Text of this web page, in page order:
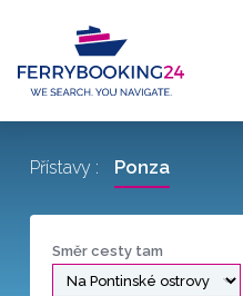
Směr cesty tam
Přístavy : Ponza